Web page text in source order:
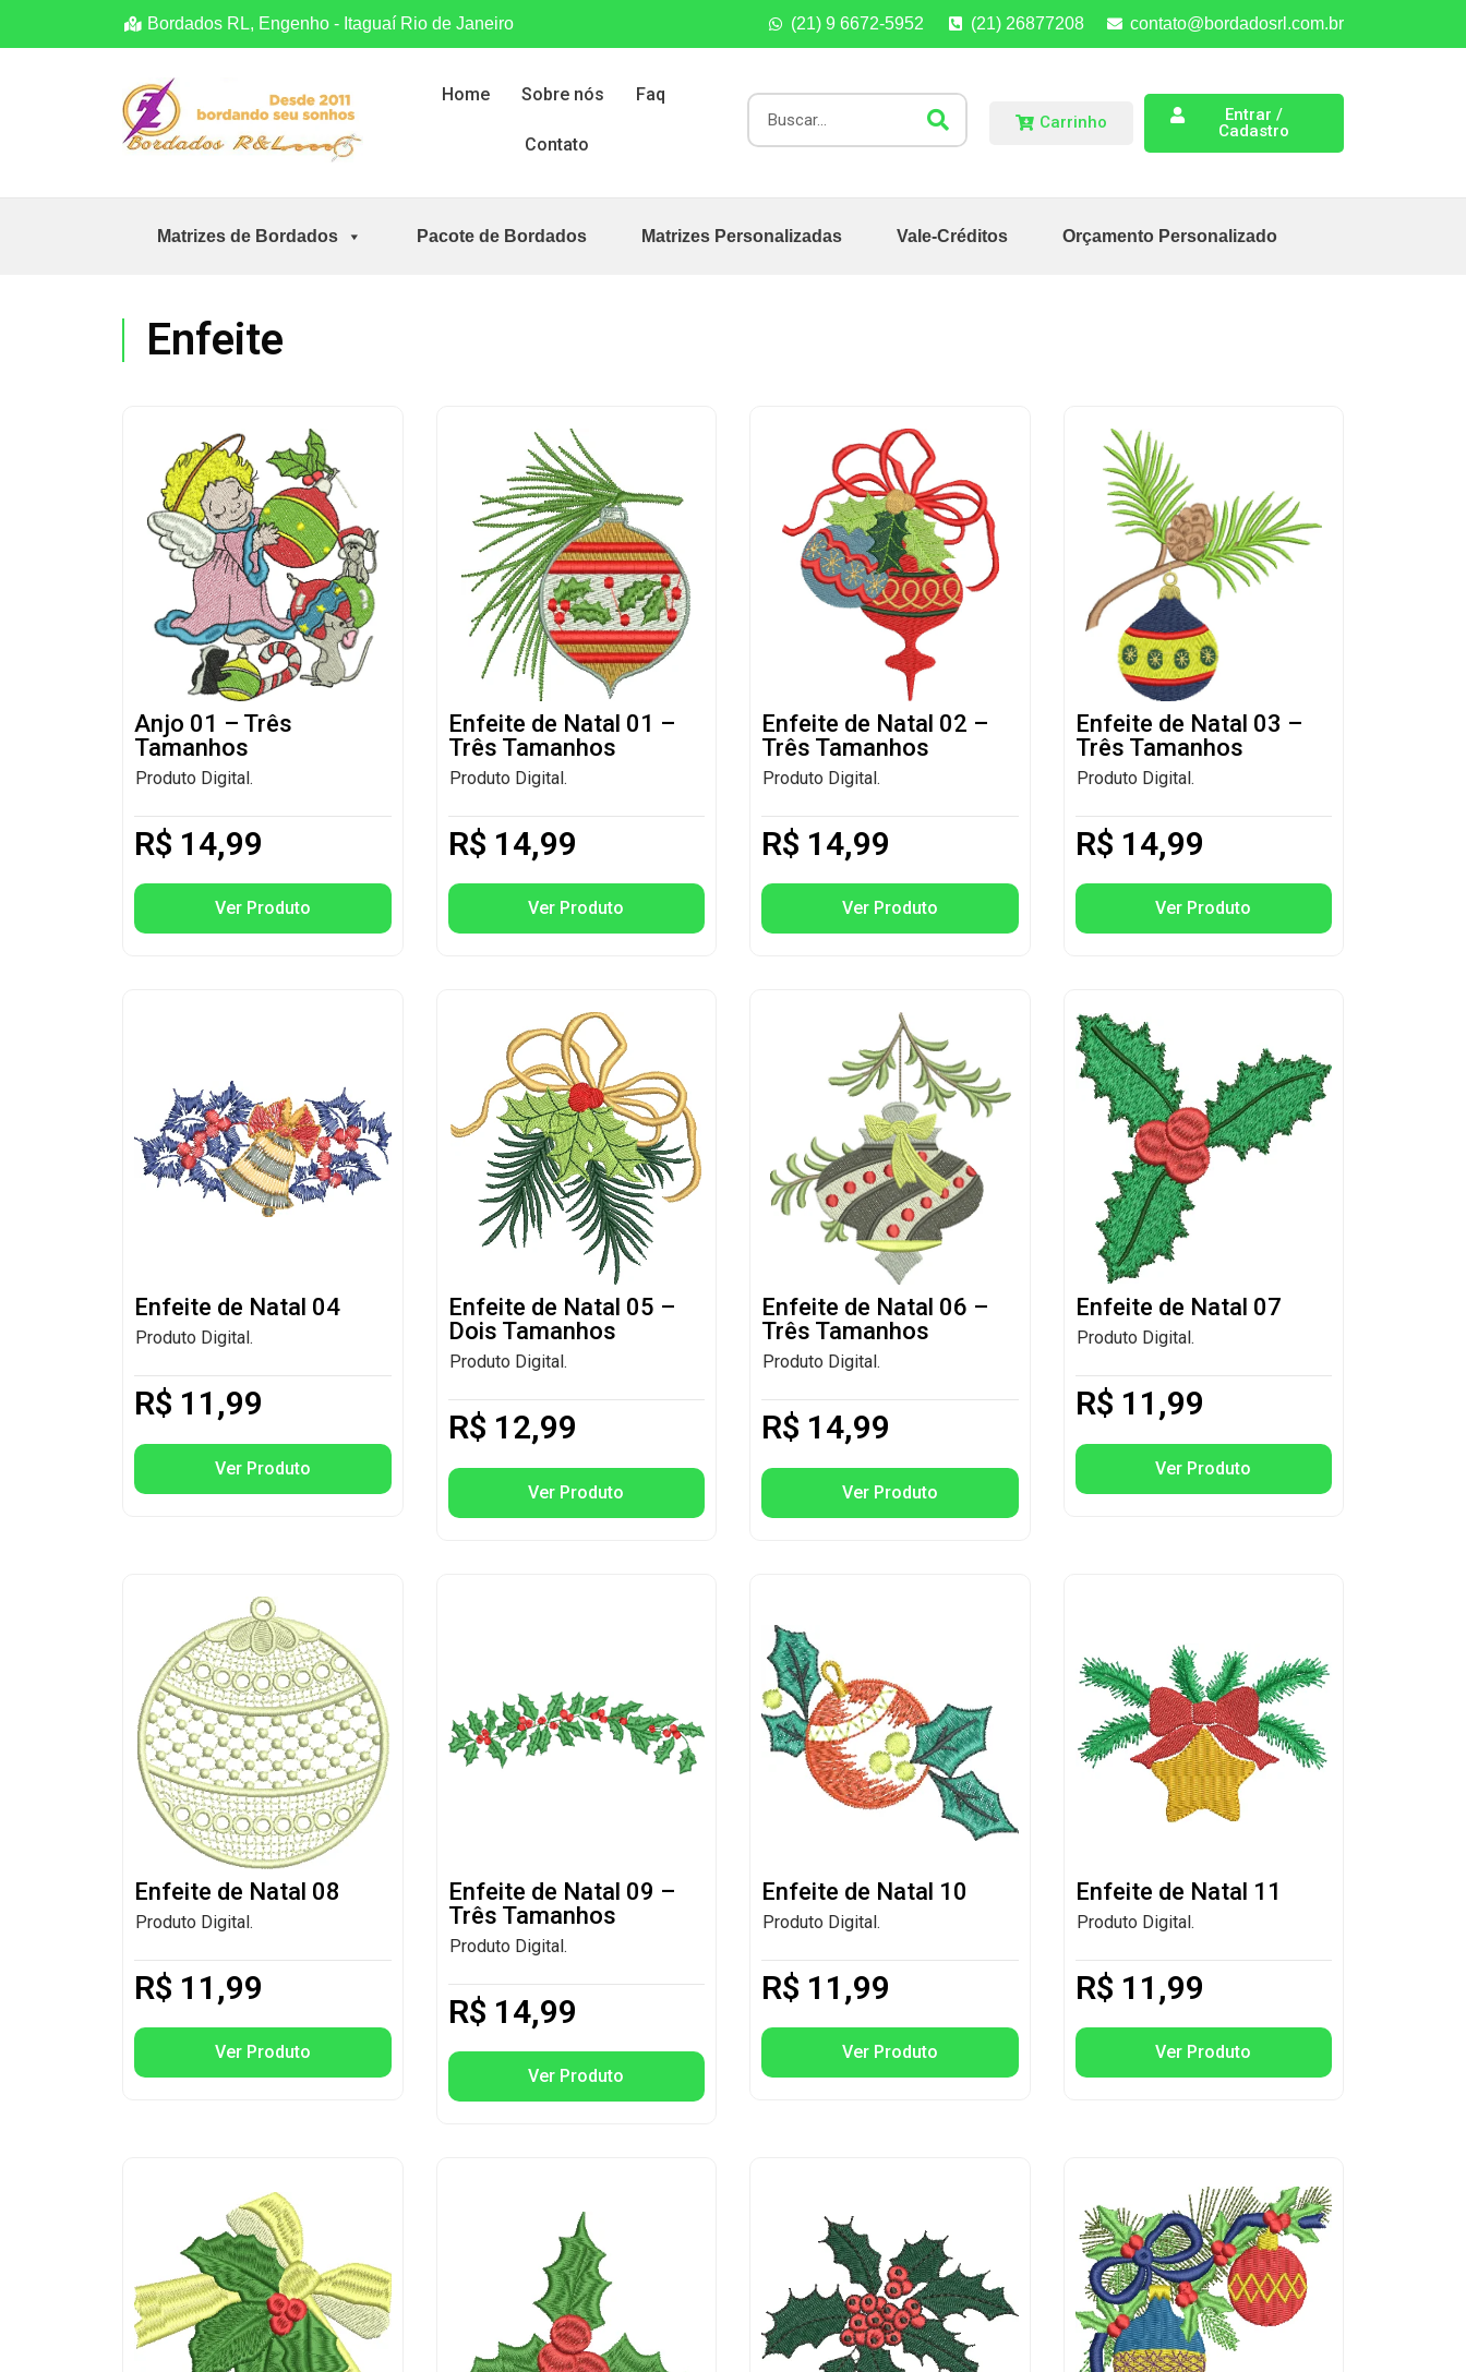
Bordados RL, Engenho - Itaguaí Rio de Janeiro (21) 9 6672-5952 (21) 26877208 contato@bordadosrl.com.br
Home Sobre nós Faq
Contato
Carrinho
Entrar /
Cadastro
Matrizes de Bordados Pacote de Bordados Matrizes Personalizadas Vale-Créditos Orçamento Personalizado
Enfeite
Anjo 01 – Três
Tamanhos
Produto Digital.
R$ 14,99
Ver Produto
Enfeite de Natal 01 –
Três Tamanhos
Produto Digital.
R$ 14,99
Ver Produto
Enfeite de Natal 02 –
Três Tamanhos
Produto Digital.
R$ 14,99
Ver Produto
Enfeite de Natal 03 –
Três Tamanhos
Produto Digital.
R$ 14,99
Ver Produto
Enfeite de Natal 04
Produto Digital.
R$ 11,99
Ver Produto
Enfeite de Natal 05 –
Dois Tamanhos
Produto Digital.
R$ 12,99
Ver Produto
Enfeite de Natal 06 –
Três Tamanhos
Produto Digital.
R$ 14,99
Ver Produto
Enfeite de Natal 07
Produto Digital.
R$ 11,99
Ver Produto
Enfeite de Natal 08
Produto Digital.
R$ 11,99
Ver Produto
Enfeite de Natal 09 –
Três Tamanhos
Produto Digital.
R$ 14,99
Ver Produto
Enfeite de Natal 10
Produto Digital.
R$ 11,99
Ver Produto
Enfeite de Natal 11
Produto Digital.
R$ 11,99
Ver Produto